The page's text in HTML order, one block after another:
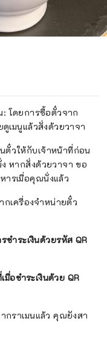
: โดยการซื้อตั๋วจาก
ดูเมนูแล้วสั่งด้วยวาจา
ตั๋วให้กับเจ้าหน้าที่ก่อน
หากสั่งด้วยวาจา ขอ
ารเมื่อคุณนั่งแล้ว
เครื่องจำหน่ายตั๋ว
ชำระเงินด้วยรหัส QR
มื่อชำระเงินด้วย QR
กราเมนแล้ว คุณยังสา